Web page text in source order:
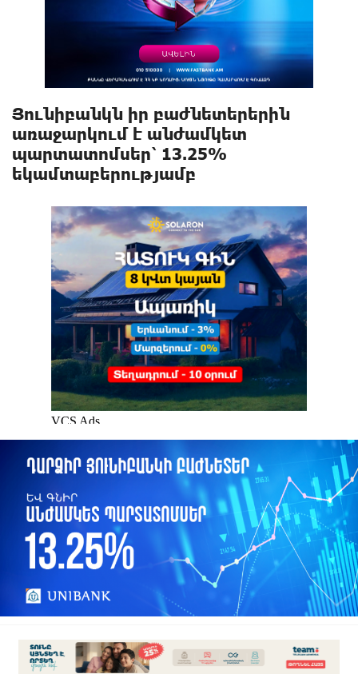
Յունիբանկն իր բաժնետերերին
առաջարկում է անժամկետ
պարտատոմսեր՝ 13.25%
եկամտաբերությամբ